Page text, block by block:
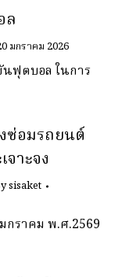
ล
มกราคม 2026
ฟุตบอล ในการ
ซ่อมรถยนต์
าะจง
sisaket
กราคม พ.ศ.2569